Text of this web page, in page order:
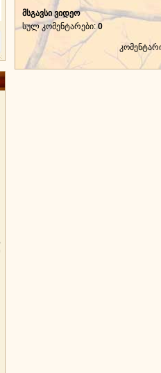
მსგავსი ვიდეო
სულ კომენტარები:0